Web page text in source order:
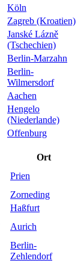
Köln
Zagreb (Kroatien)
Janské Lázně
(Tschechien)
Berlin-Marzahn
Berlin-
Wilmersdorf
Aachen
Hengelo
(Niederlande)
Offenburg
Ort
Prien
Zorneding
Haßfurt
Aurich
Berlin-
Zehlendorf